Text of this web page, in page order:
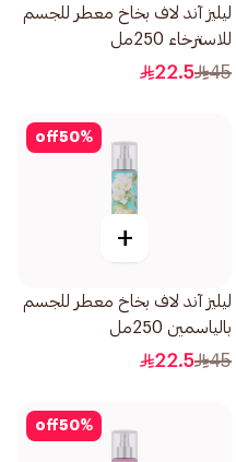
ليليز آند لاف بخاخ معطر للجسم
للاسترخاء 250مل
45
22.5
50%
off
+
ليليز آند لاف بخاخ معطر للجسم
بالياسمين 250مل
45
22.5
50%
off